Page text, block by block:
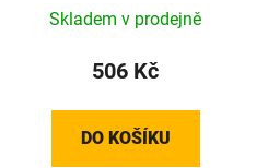
Skladem v prodejně
506 Kč
DO KOŠÍKU